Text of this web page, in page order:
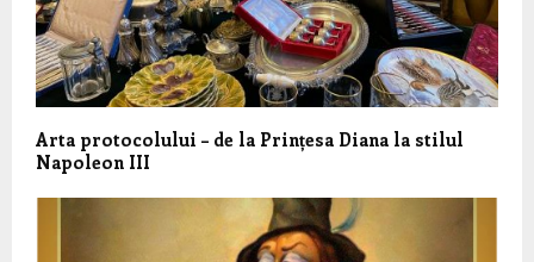
Arta protocolului – de la Prințesa Diana la stilul
Napoleon III